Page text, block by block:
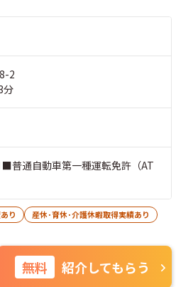
2
分
り
産休･育休･介護休暇取得実績あり
無料 紹介してもらう